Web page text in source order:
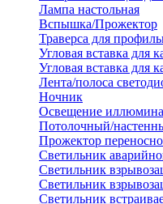
Лампа настольная
Вспышка/Прожектор
Траверса для
Угловая вставка для
Угловая вставка для
Лента/полоса
Ночник
Освещение
Потолочный/
Прожектор
Светильник
Светильник
Светильник
Светильник